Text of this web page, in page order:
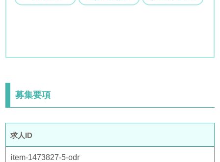
募集要項
求人ID
item-1473827-5-odr